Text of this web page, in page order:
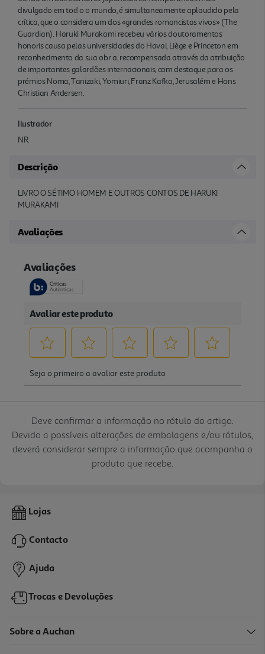
divulgado em tod o o mundo, é simultaneamente aplaudido pela
crítica, que o considera um dos «grandes romancistas vivos» (The
Guardian). Haruki Murakami recebeu vários doutoramentos
honoris causa pelas universidades do Havai, Liège e Princeton em
reconhecimento da sua obr a, recompensada através da atribuição
de importantes galardões internacionais, com destaque para os
prémios Noma, Tanizaki, Yomiuri, Franz Kafka, Jerusalém e Hans
Christian Andersen.
Ilustrador
NR.
Descrição
LIVRO O SÉTIMO HOMEM E OUTROS CONTOS DE HARUKI
MURAKAMI
Avaliações
Deve confirmar a informação no rótulo do artigo.
Devido a possíveis alterações de embalagens e/ou rótulos,
deverá considerar sempre a informação que acompanha o
produto que recebe.
Lojas
Contacto
Ajuda
Trocas e Devoluções
Sobre a Auchan